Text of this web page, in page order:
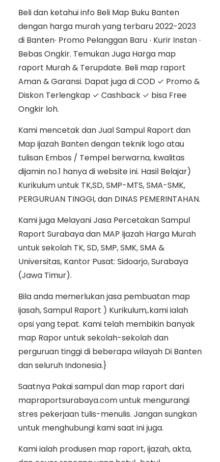
Beli dan ketahui info Beli Map Buku Banten
dengan harga murah yang terbaru 2022-2023
di Banten∙ Promo Pelanggan Baru ∙ Kurir Instan ∙
Bebas Ongkir. Temukan Juga Harga map
raport Murah & Terupdate. Beli map raport
Aman & Garansi. Dapat juga di COD ✓ Promo &
Diskon Terlengkap ✓ Cashback ✓ bisa Free
Ongkir loh.
Kami mencetak dan Jual Sampul Raport dan
Map ijazah Banten dengan teknik logo atau
tulisan Embos / Tempel berwarna, kwalitas
dijamin no.1 hanya di website ini. Hasil Belajar)
Kurikulum untuk TK,SD, SMP-MTS, SMA-SMK,
PERGURUAN TINGGI, dan DINAS PEMERINTAHAN.
Kami juga Melayani Jasa Percetakan Sampul
Raport Surabaya dan MAP Ijazah Harga Murah
untuk sekolah TK, SD, SMP, SMK, SMA &
Universitas, Kantor Pusat: Sidoarjo, Surabaya
(Jawa Timur).
Bila anda memerlukan jasa pembuatan map
ijasah, Sampul Raport ) Kurikulum,.kami ialah
opsi yang tepat. Kami telah membikin banyak
map Rapor untuk sekolah-sekolah dan
perguruan tinggi di beberapa wilayah Di Banten
dan seluruh Indonesia.}
Saatnya Pakai sampul dan map raport dari
mapraportsurabaya.com untuk mengurangi
stres pekerjaan tulis-menulis. Jangan sungkan
untuk menghubungi kami saat ini juga.
Kami ialah produsen map raport, ijazah, akta,